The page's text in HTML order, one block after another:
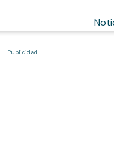
Publicidad